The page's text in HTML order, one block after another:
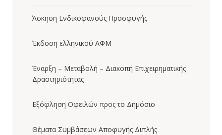
Άσκηση Ενδικοφανούς Προσφυγής
Έκδοση ελληνικού ΑΦΜ
Έναρξη – Μεταβολή – Διακοπή Επιχειρηματικής
Δραστηριότητας
Εξόφληση Οφειλών προς το Δημόσιο
Θέματα Συμβάσεων Αποφυγής Διπλής